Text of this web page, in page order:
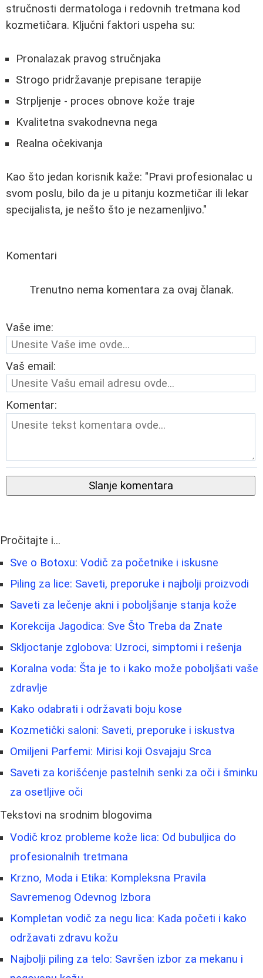
stručnosti dermatologa i redovnih tretmana kod
kozmetičara. Ključni faktori uspeha su:
Pronalazak pravog stručnjaka
Strogo pridržavanje prepisane terapije
Strpljenje - proces obnove kože traje
Kvalitetna svakodnevna nega
Realna očekivanja
Kao što jedan korisnik kaže: "Pravi profesionalac u
svom poslu, bilo da je u pitanju kozmetičar ili lekar
specijalista, je nešto što je nezamenljivo."
Komentari
Trenutno nema komentara za ovaj članak.
Vaše ime:
Vaš email:
Komentar:
Slanje komentara
Pročitajte i...
Sve o Botoxu: Vodič za početnike i iskusne
Piling za lice: Saveti, preporuke i najbolji proizvodi
Saveti za lečenje akni i poboljšanje stanja kože
Korekcija Jagodica: Sve Što Treba da Znate
Skljoctanje zglobova: Uzroci, simptomi i rešenja
Koralna voda: Šta je to i kako može poboljšati vaše
zdravlje
Kako odabrati i održavati boju kose
Kozmetički saloni: Saveti, preporuke i iskustva
Omiljeni Parfemi: Mirisi koji Osvajaju Srca
Saveti za korišćenje pastelnih senki za oči i šminku
za osetljive oči
Tekstovi na srodnim blogovima
Vodič kroz probleme kože lica: Od bubuljica do
profesionalnih tretmana
Krzno, Moda i Etika: Kompleksna Pravila
Savremenog Odevnog Izbora
Kompletan vodič za negu lica: Kada početi i kako
održavati zdravu kožu
Najbolji piling za telo: Savršen izbor za mekanu i